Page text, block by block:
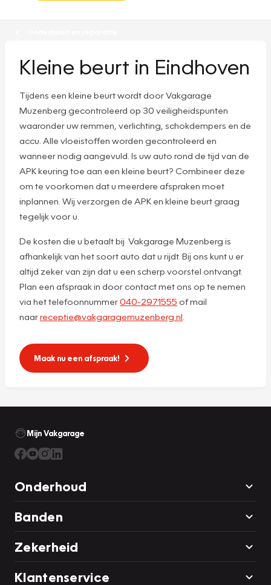
Kleine beurt in Eindhoven
Tijdens een kleine beurt wordt door Vakgarage
Muzenberg gecontroleerd op 30 veiligheidspunten
waaronder uw remmen, verlichting, schokdempers en de
accu. Alle vloeistoffen worden gecontroleerd en
wanneer nodig aangevuld. Is uw auto rond de tijd van de
APK keuring toe aan een kleine beurt? Combineer deze
om te voorkomen dat u meerdere afspraken moet
inplannen. Wij verzorgen de APK en kleine beurt graag
tegelijk voor u.
De kosten die u betaalt bij Vakgarage Muzenberg is
afhankelijk van het soort auto dat u rijdt. Bij ons kunt u er
altijd zeker van zijn dat u een scherp voorstel ontvangt.
Plan een afspraak in door contact met ons op te nemen
via het telefoonnummer040-2971555 of mail
naarreceptie@vakgaragemuzenberg.nl
Maak nu een afspraak!
Mijn Vakgarage
Onderhoud
Banden
Zekerheid
Klantenservice